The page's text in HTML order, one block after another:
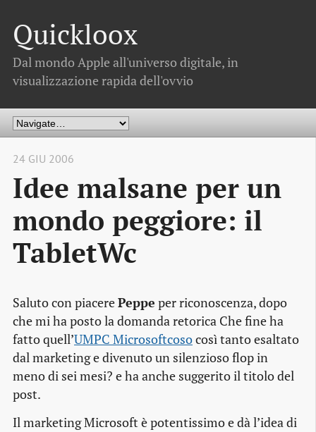
Quickloox
Dal mondo Apple all'universo digitale, in
visualizzazione rapida dell'ovvio
24 GIU 2006
Idee malsane per un
mondo peggiore: il
TabletWc
Saluto con piacerePeppe per riconoscenza, dopo
che mi ha posto la domanda retorica Che fine ha
fatto quell’UMPC Microsoftcosocosì tanto esaltato
dal marketing e divenuto un silenzioso flop in
meno di sei mesi? e ha anche suggerito il titolo del
post.
Il marketing Microsoft è potentissimo e dà l’idea di